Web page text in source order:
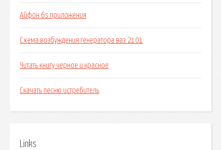
Айфон 6s приложения
Схема возбуждения генератора ваз 2101
Читать книгу черное и красное
Скачать песню истребитель
Links